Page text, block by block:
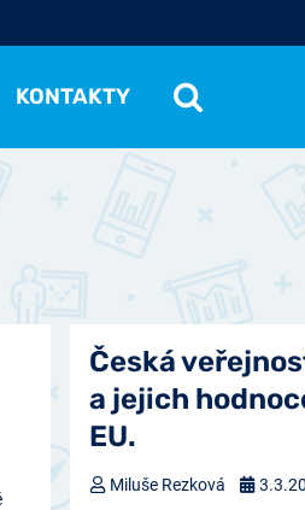
KONTAKTY
Česká
a jejich
EU.
Miluše Rezková